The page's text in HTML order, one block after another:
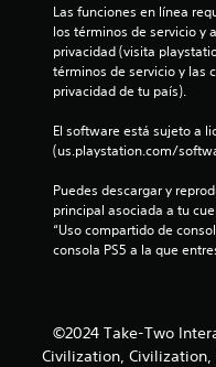
Las funciones en línea
los términos de servicio y
privacidad (visita
términos de servicio y las
privacidad de tu país).
El software está sujeto a
(us.playstation.com/
Puedes descargar y
principal asociada a tu
“Uso compartido de
consola PS5 a la que
©2024 Take-Two
Civilization, Civilization,